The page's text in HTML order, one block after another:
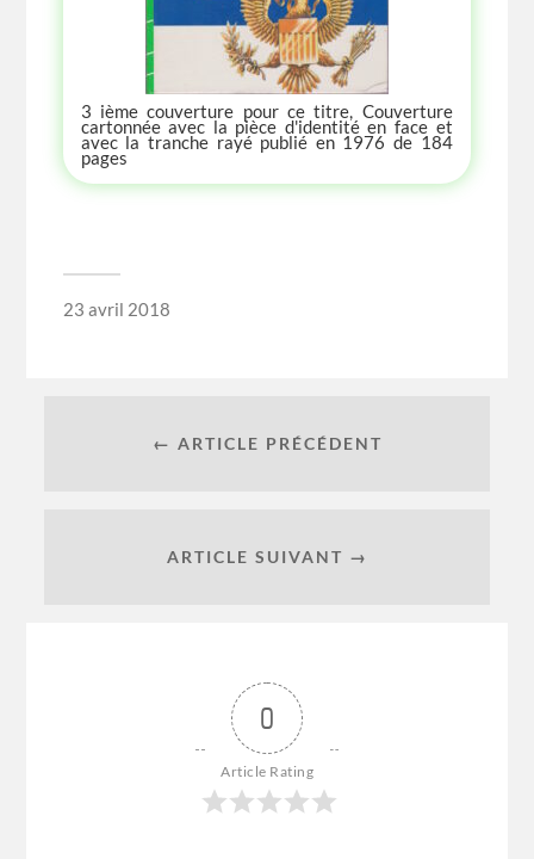
3 ième couverture pour ce titre, Couverture
cartonnée avec la pièce d'identité en face et
avec la tranche rayé publié en 1976 de 184
pages
23 avril 2018
← ARTICLE PRÉCÉDENT
ARTICLE SUIVANT →
0
Article Rating